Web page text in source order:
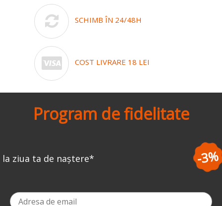
SCHIMB ÎN 24/48H
COST LIVRARE 18 LEI
Program de fidelitate
-3% la prima comandă